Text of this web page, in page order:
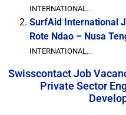
INTERNATIONAL...
SurfAid International
Rote Ndao – Nusa
INTERNATIONAL...
Swisscontact Job
Private Sector